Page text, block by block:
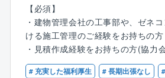
■業務の魅力
一つの工事プロジェクト全ての工程
き、頼られる存在として、様々な関
クトを進捗させるプロジェクトマネ
■魅力
＜WLBの充実＞
→転勤ほぼなし、残業平均30H程度
ス、有給入社直後15日付与、有給
働き方を整えることが可能です。
【必須】
・建物管理会社の工事部や、ゼネ
ける施工管理のご経験をお持ちの方
・見積作成経験をお持ちの方(協力
頼、自社見積書の作成)
# 充実した福利厚生 # 長期出張なし